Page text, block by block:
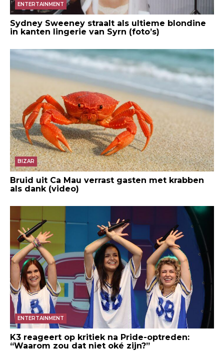
ENTERTAINMENT
Sydney Sweeney straalt als ultieme blondine
in kanten lingerie van Syrn (foto’s)
BIZAR
Bruid uit Ca Mau verrast gasten met krabben
als dank (video)
ENTERTAINMENT
K3 reageert op kritiek na Pride-optreden:
“Waarom zou dat niet oké zijn?”